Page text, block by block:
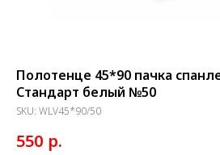
Полотенце 45*90 пачка
Стандарт белый №50
SKU: WLV45*90/50
550 р.